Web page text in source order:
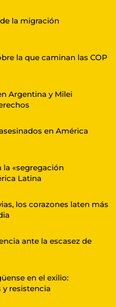
la migración
la que caminan las COP
Argentina y Milei
en América
la «segregación
Latina
los corazones laten más
ante la escasez de
en el exilio:
y resistencia